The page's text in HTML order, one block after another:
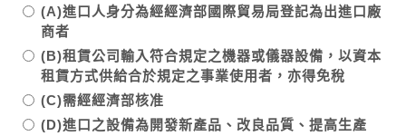
(A)進口人身分為經經濟部國際貿易局登記為出進口廠
商者
(B)租賃公司輸入符合規定之機器或儀器設備，以資本
租賃方式供給合於規定之事業使用者，亦得免稅
(C)需經經濟部核准
(D)進口之設備為開發新產品、改良品質、提高生產